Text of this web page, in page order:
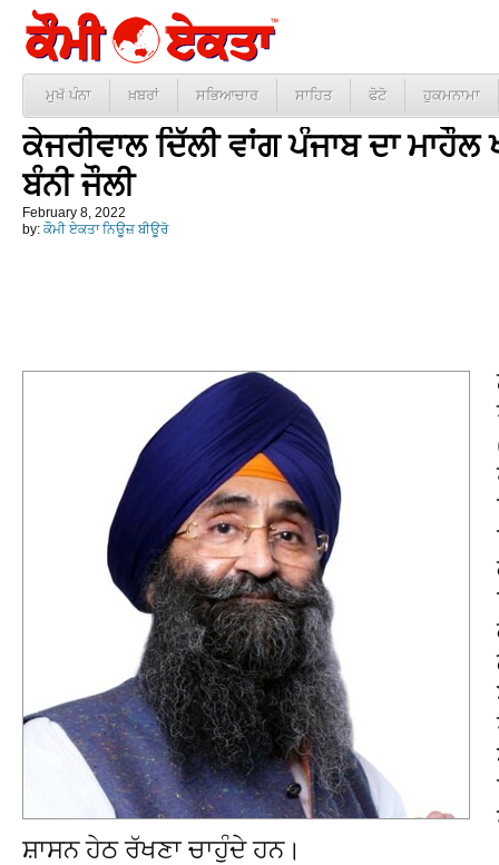
ਮੁਖੱ ਪੰਨਾ ਖ਼ਬਰਾਂ ਸਭਿਆਚਾਰ ਸਾਹਿਤ ਫੋਟੋ ਹੁਕਮਨਾਮਾ
ਕੇਜਰੀਵਾਲ ਦਿੱਲੀ ਵਾਂਗ ਪੰਜਾਬ ਦਾ ਮਾਹੌਲ
ਬੰਨੀ ਜੌਲੀ
February 8, 2022
by: ਕੌਮੀ ਏਕਤਾ ਨਿਊਜ਼ ਬੀਊਰੋ
ਸ਼ਾਸਨ ਹੇਠ ਰੱਖਣਾ ਚਾਹੁੰਦੇ ਹਨ।